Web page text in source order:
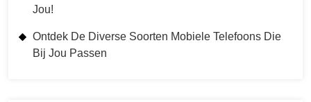
Jou!
Ontdek De Diverse Soorten Mobiele Telefoons Die
Bij Jou Passen